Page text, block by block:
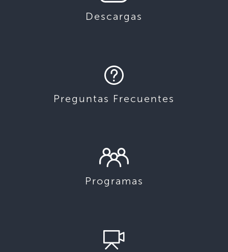
Descargas
Preguntas Frecuentes
Programas